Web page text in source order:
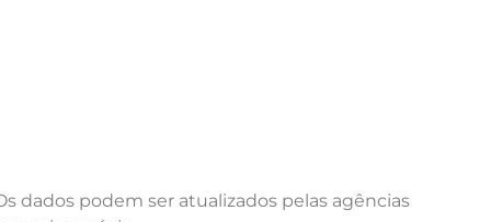
dados podem ser atualizados pelas agências